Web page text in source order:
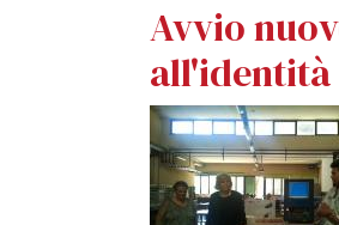
Avvio
all'identità